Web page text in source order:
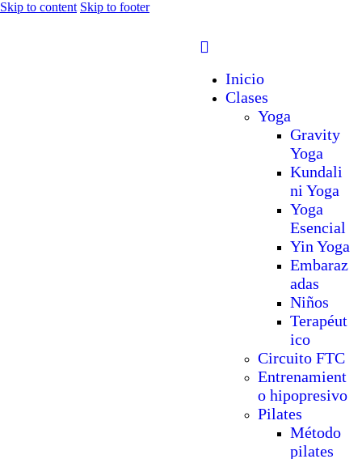
Skip to content Skip to footer
Inicio
Clases
Yoga
Gravity
Yoga
Kundali
ni Yoga
Yoga
Esencial
Yin Yoga
Embaraz
adas
Niños
Terapéut
ico
Circuito FTC
Entrenamient
o hipopresivo
Pilates
Método
pilates